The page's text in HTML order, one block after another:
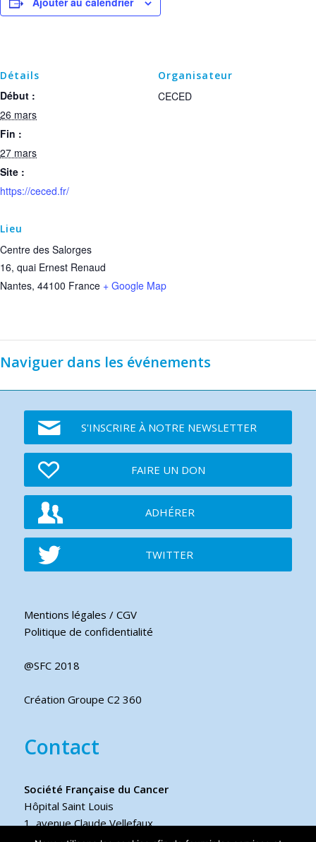
Détails
Début :
26 mars
Fin :
27 mars
Site :
https://ceced.fr/
Lieu
Centre des Salorges
16, quai Ernest Renaud
Nantes, 44100 France + Google Map
Organisateur
CECED
Naviguer dans les événements
S'INSCRIRE À NOTRE NEWSLETTER
FAIRE UN DON
ADHÉRER
TWITTER
Mentions légales / CGV
Politique de confidentialité
@SFC 2018
Création Groupe C2 360
Contact
Société Française du Cancer
Hôpital Saint Louis
1, avenue Claude Vellefaux